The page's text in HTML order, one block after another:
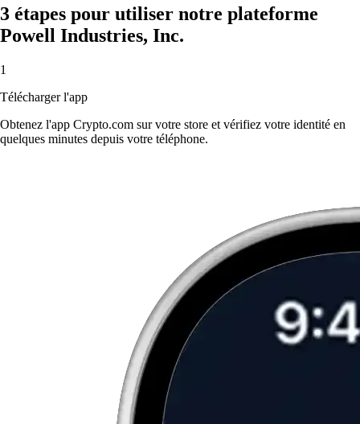
3 étapes pour utiliser notre plateforme
Powell Industries, Inc.
1
Télécharger l'app
Obtenez l'app Crypto.com sur votre store et vérifiez votre identité en
quelques minutes depuis votre téléphone.